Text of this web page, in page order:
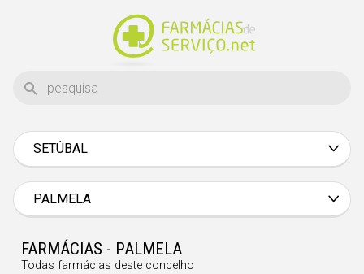
SETÚBAL
Braga
Bragança
PALMELA
FARMÁCIAS - PALMELA
Todas farmácias deste concelho